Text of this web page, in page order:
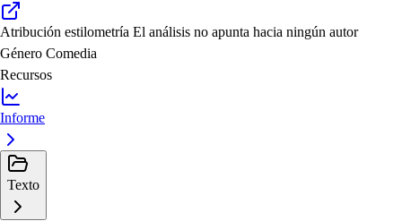
Atribución estilometría El análisis no apunta hacia ningún autor
Género Comedia
Recursos
Informe
Texto